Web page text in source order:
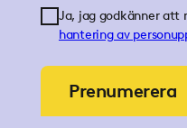
Ja, jag godkänner att
hantering av
Prenumerera